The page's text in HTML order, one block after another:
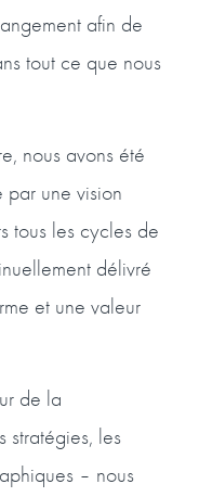
afin de
tout ce que nous
nous avons été
par une vision
tous les cycles de
délivré
et une valeur
de la
stratégies, les
– nous